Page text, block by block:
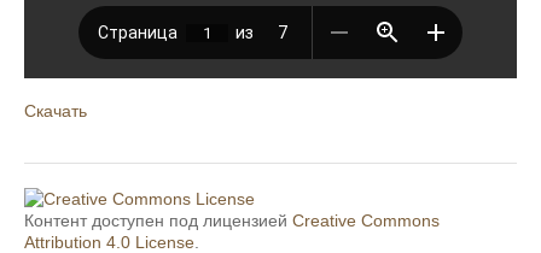
Скачать
Контент доступен под лицензией Creative Commons
Attribution 4.0 License